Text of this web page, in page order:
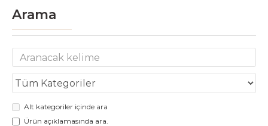
Arama
Alt kategoriler içinde ara
Ürün açıklamasında ara.